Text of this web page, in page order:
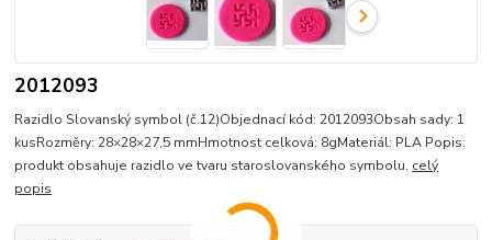
2012093
Razidlo Slovanský symbol (č.12)Objednací kód: 2012093Obsah sady: 1
kusRozměry: 28×28×27,5 mmHmotnost celková: 8gMateriál: PLA Popis:
produkt obsahuje razidlo ve tvaru staroslovanského symbolu. celý
popis